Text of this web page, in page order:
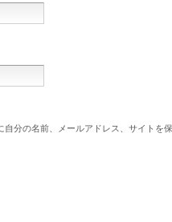
分の名前、メールアドレス、サイトを